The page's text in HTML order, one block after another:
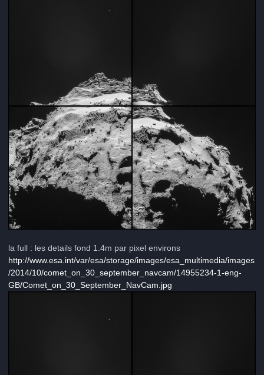
la full : les details fond 1.4m par pixel environs
http://www.esa.int/var/esa/storage/images/esa_multimedia/images
/2014/10/comet_on_30_september_navcam/14955234-1-eng-
GB/Comet_on_30_September_NavCam.jpg